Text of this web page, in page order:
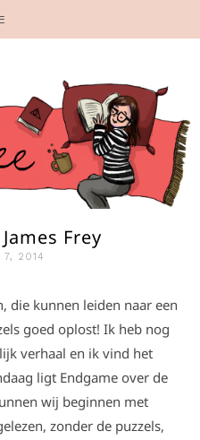
Frey
2014
die kunnen leiden naar een
goed oplost! Ik heb nog
verhaal en ik vind het
ligt Endgame over de
wij beginnen met
zonder de puzzels,